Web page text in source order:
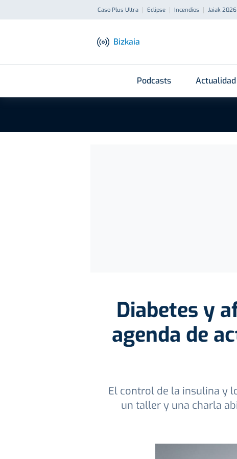
Caso Plus Ultra Eclipse Incendios Jaiak 2026
Bizkaia
Podcasts Actualidad
Diabetes y
agenda de
El control de la insulina y
un taller y una charla